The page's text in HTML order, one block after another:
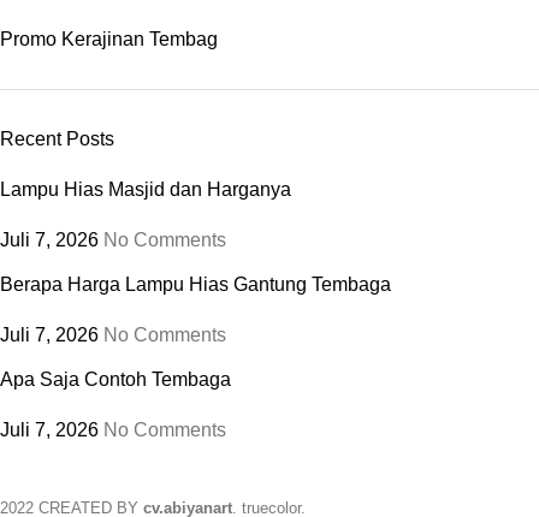
Promo Kerajinan Tembag
Recent Posts
Lampu Hias Masjid dan Harganya
Juli 7, 2026 No Comments
Berapa Harga Lampu Hias Gantung Tembaga
Juli 7, 2026 No Comments
Apa Saja Contoh Tembaga
Juli 7, 2026 No Comments
2022 CREATED BY cv.abiyanart . truecolor.